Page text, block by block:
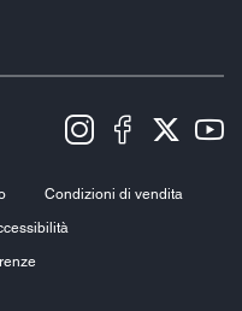
Condizioni di vendita